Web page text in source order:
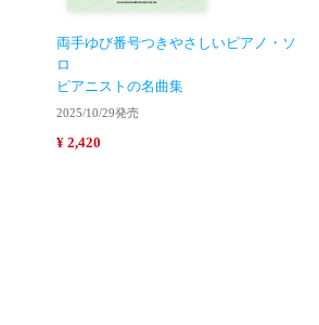
両手ゆび番号つきやさしいピアノ・ソ
ロ
ピアニストの名曲集
2025/10/29発売
¥ 2,420